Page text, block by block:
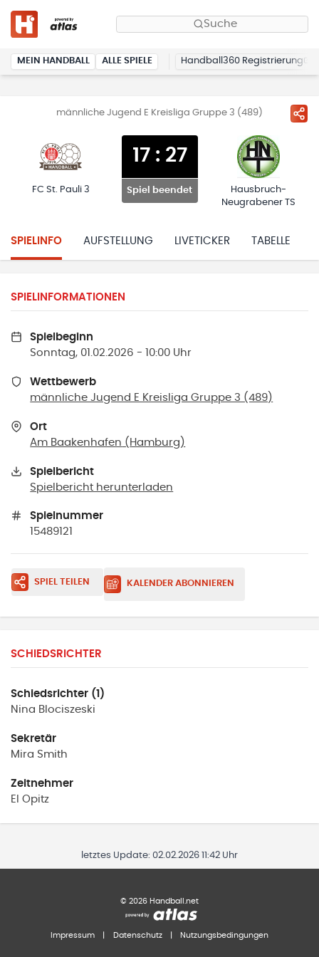
Suche
MEIN HANDBALL ALLE SPIELE Handball360 Registrierung
männliche Jugend E Kreisliga Gruppe 3 (489)
FC St. Pauli 3
17: 27
Spiel beendet
Hausbruch-
Neugrabener TS
SPIELINFO AUFSTELLUNG LIVETICKER TABELLE
SPIELINFORMATIONEN
Spielbeginn
Sonntag, 01.02.2026 - 10:00 Uhr
Wettbewerb
männliche Jugend E Kreisliga Gruppe 3 (489)
Ort
Am Baakenhafen ( Hamburg )
Spielbericht
Spielbericht herunterladen
Spielnummer
15489121
SPIEL TEILEN KALENDER ABONNIEREN
SCHIEDSRICHTER
Schiedsrichter (1)
Nina Blociszeski
Sekretär
Mira Smith
Zeitnehmer
El Opitz
letztes Update: 02.02.2026 11:42 Uhr
© 2026 Handball.net
Impressum Datenschutz Nutzungsbedingungen